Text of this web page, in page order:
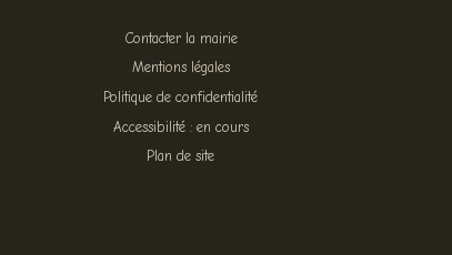
Contacter la mairie
Mentions légales
Politique de confidentialité
Accessibilité : en cours
Plan de site